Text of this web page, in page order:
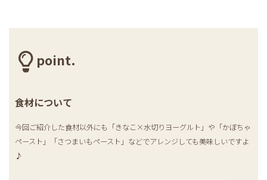
point.
食材について
今回ご紹介した食材以外にも「きなこ×水切りヨーグルト」や「かぼちゃ
ペースト」「さつまいもペースト」などでアレンジしても美味しいですよ
♪